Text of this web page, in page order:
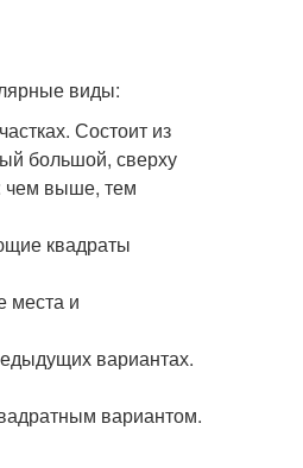
виды:
Состоит из
большой, сверху
чем выше, тем
квадраты
места и
вариантах.
вариантом.